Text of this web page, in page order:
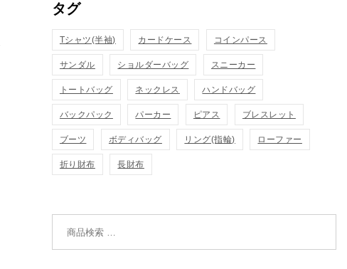
タグ
Tシャツ(半袖) カードケース コインパース
サンダル ショルダーバッグ スニーカー
トートバッグ ネックレス ハンドバッグ
バックパック パーカー ピアス ブレスレット
ブーツ ボディバッグ リング(指輪) ローファー
折り財布 長財布